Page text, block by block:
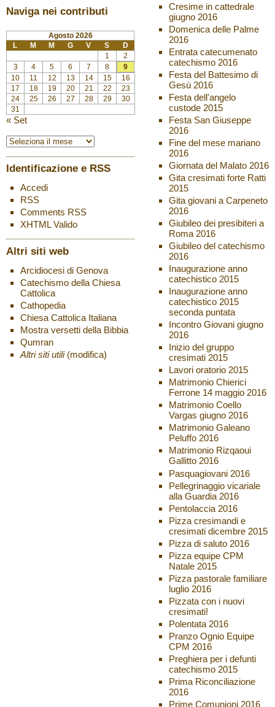
Naviga nei contributi
Agosto 2026
L
M M G V S
D
1
2
3
4 5 6 7 8
9
10
11 12 13 14 15
16
17
18 19 20 21 22
23
24
25 26 27 28 29
30
31
« Set
Identificazione e RSS
Accedi
RSS
Comments RSS
XHTMLValido
Altri siti web
Arcidiocesi di Genova
Catechismo della Chiesa
Cattolica
Cathopedia
Chiesa Cattolica Italiana
Mostra versetti della Bibbia
Qumran
Altri siti utili (modifica)
Cresime in cattedrale
giugno 2016
Domenica delle Palme
2016
Entrata catecumenato
catechismo 2016
Festa del Battesimo di
Gesù 2016
Festa dell'angelo
custode 2015
Festa San Giuseppe
2016
Fine del mese mariano
2016
Giornata del Malato 2016
Gita cresimati forte Ratti
2015
Gita giovani a Carpeneto
2016
Giubileo dei presibiteri a
Roma 2016
Giubileo del catechismo
2016
Inaugurazione anno
catechistico 2015
Inaugurazione anno
catechistico 2015
seconda puntata
Incontro Giovani giugno
2016
Inizio del gruppo
cresimati 2015
Lavori oratorio 2015
Matrimonio Chierici
Ferrone 14 maggio 2016
Matrimonio Coello
Vargas giugno 2016
Matrimonio Galeano
Peluffo 2016
Matrimonio Rizqaoui
Gallitto 2016
Pasquagiovani 2016
Pellegrinaggio vicariale
alla Guardia 2016
Pentolaccia 2016
Pizza cresimandi e
cresimati dicembre 2015
Pizza di saluto 2016
Pizza equipe CPM
Natale 2015
Pizza pastorale familiare
luglio 2016
Pizzata con i nuovi
cresimati!
Polentata 2016
Pranzo Ognio Equipe
CPM 2016
Preghiera per i defunti
catechismo 2015
Prima Riconciliazione
2016
Prime Comunioni 2016